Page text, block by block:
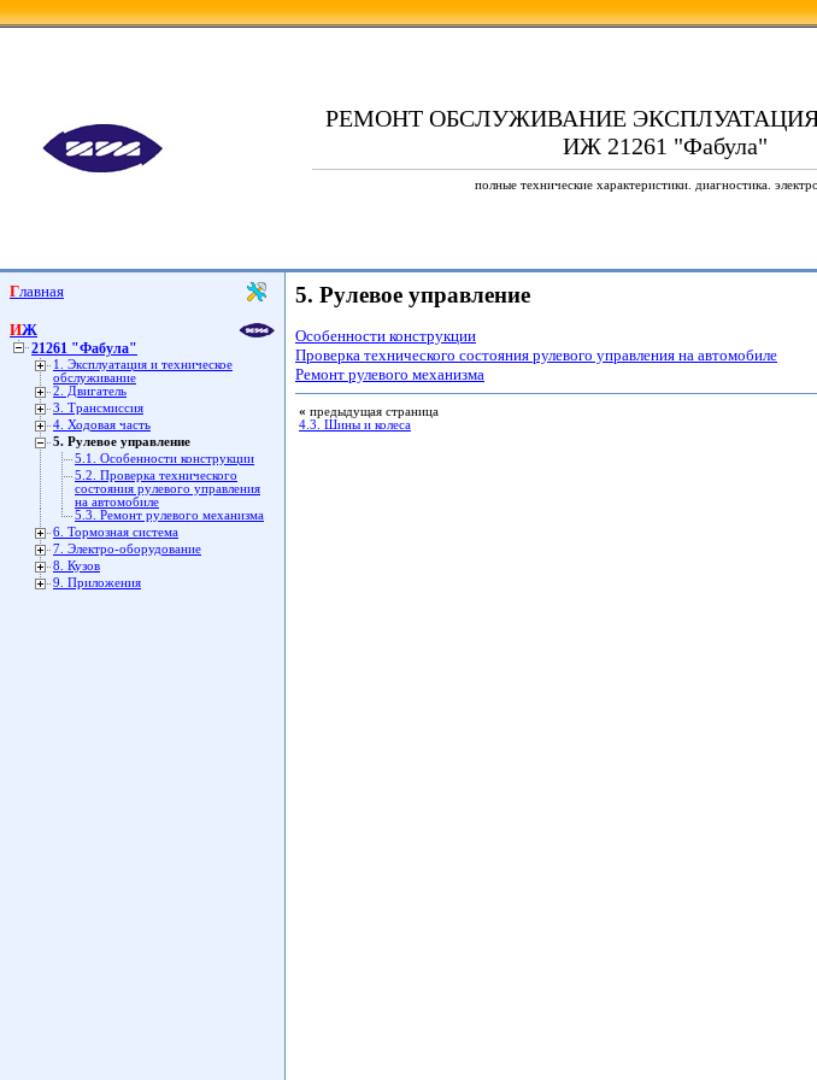
РЕМОНТ ОБСЛУЖИВАНИЕ
ИЖ 21261 "Фабула"
полные технические характеристики. диагностика.
Главная
ИЖ
21261 "Фабула"
1. Эксплуатация и техническое
обслуживание
2. Двигатель
3. Трансмиссия
4. Ходовая часть
5. Рулевое управление
5.1. Особенности конструкции
5.2. Проверка технического
состояния рулевого управления
на автомобиле
5.3. Ремонт рулевого механизма
6. Тормозная система
7. Электро-оборудование
8. Кузов
9. Приложения
5. Рулевое управление
Особенности конструкции
Проверка технического состояния рулевого управления на автомобиле
Ремонт рулевого механизма
« предыдущая страница
4.3. Шины и колеса